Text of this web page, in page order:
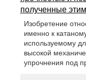
полученные
Изобретение
именно к
используемому
высокой
упрочнения под